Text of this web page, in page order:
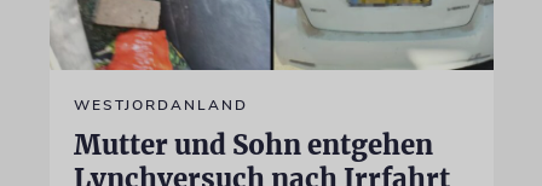
WESTJORDANLAND
Mutter und Sohn entgehen
Lynchversuch nach Irrfahrt